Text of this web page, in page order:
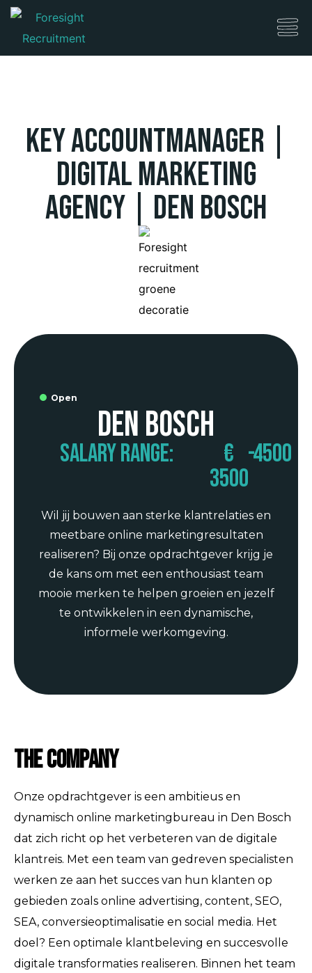
Key Accountmanager |
Digital Marketing
Agency | Den Bosch
Open
Den Bosch
Salary range:
€
3500
-4500
Wil jij bouwen aan sterke klantrelaties en
meetbare online marketingresultaten
realiseren? Bij onze opdrachtgever krijg je
de kans om met een enthousiast team
mooie merken te helpen groeien en jezelf
te ontwikkelen in een dynamische,
informele werkomgeving.
The Company
Onze opdrachtgever is een ambitieus en
dynamisch online marketingbureau in Den Bosch
dat zich richt op het verbeteren van de digitale
klantreis. Met een team van gedreven specialisten
werken ze aan het succes van hun klanten op
gebieden zoals online advertising, content, SEO,
SEA, conversieoptimalisatie en social media. Het
doel? Een optimale klantbeleving en succesvolle
digitale transformaties realiseren. Binnen het team